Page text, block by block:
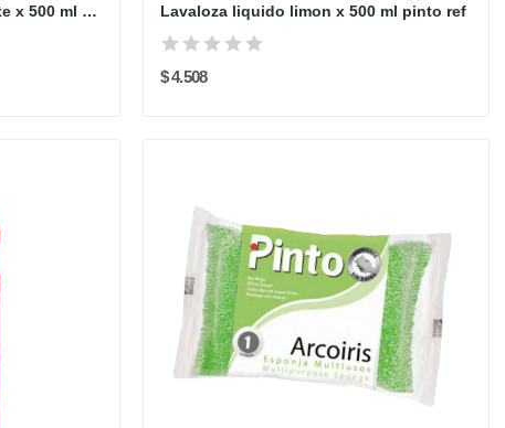
limpia vidrios antiempañante x 500 ml con spray... Lavaloza liquido limon x 500 ml pinto ref
$ 4.508